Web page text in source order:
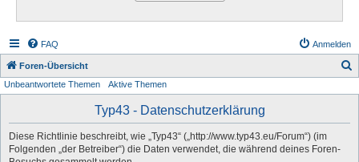
FAQ Anmelden
Foren-Übersicht
Unbeantwortete Themen Aktive Themen
Typ43 - Datenschutzerklärung
Diese Richtlinie beschreibt, wie „Typ43“ („http://www.typ43.eu/Forum“) (im
Folgenden „der Betreiber“) die Daten verwendet, die während deines Foren-